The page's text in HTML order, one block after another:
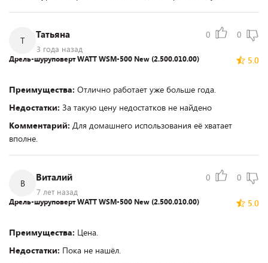
Т
Татьяна
3 года назад
0 0
5.0
Дрель-шуруповерт WATT WSM-500 New (2.500.010.00)
Преимущества: Отлично работает уже больше года.
Недостатки: За такую цену недостатков не найдено
Комментарий: Для домашнего использования её хватает
вполне.
В
Виталий
7 лет назад
0 0
5.0
Дрель-шуруповерт WATT WSM-500 New (2.500.010.00)
Преимущества: Цена.
Недостатки: Пока не нашёл.